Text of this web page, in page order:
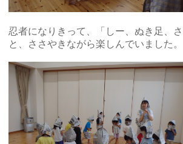
忍者になりきって、「しー、ぬき足、
と、ささやきながら楽しんでいました。